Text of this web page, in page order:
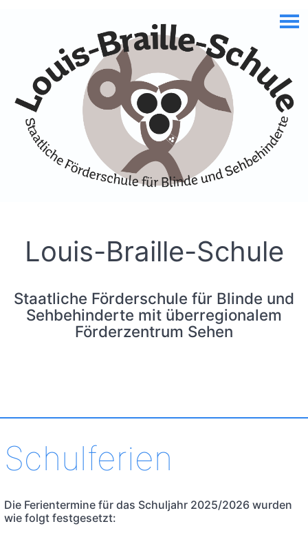
Louis-Braille-Schule
Staatliche Förderschule für Blinde und
Sehbehinderte mit überregionalem
Förderzentrum Sehen
Schulferien
Die Ferientermine für das Schuljahr 2025/2026 wurden
wie folgt festgesetzt: